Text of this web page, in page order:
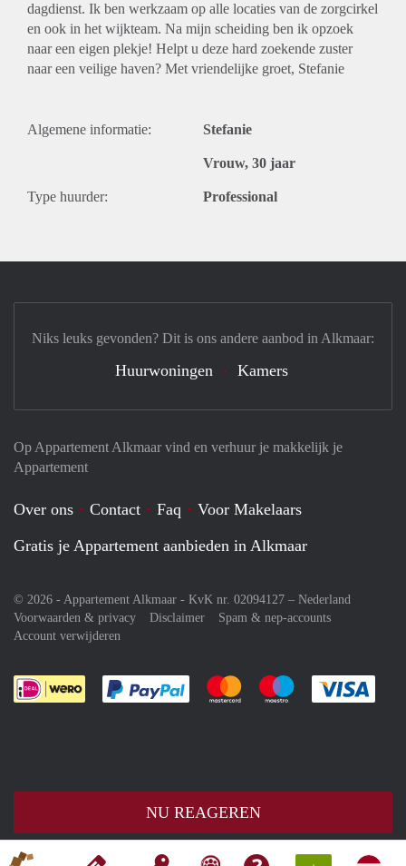
dagdienst. Ik ben werkzaam op alle locaties van de zorgcirkel
en ook in het wijkteam. Na mijn scheiding ben ik opzoek
naar een eigen plekje! Helpt u deze hard zoekende zuster
naar een veilige haven? Met vriendelijke groet, Stefanie
Algemene informatie: Stefanie
Vrouw, 30 jaar
Type huurder: Professional
NU REAGEREN
Op Appartement Alkmaar vind en verhuur je makkelijk je
Appartement
Over ons Contact Faq
Voor Makelaars
Gratis je Appartement aanbieden in Alkmaar
© 2026 - Appartement Alkmaar - KvK nr. 02094127 – Nederland
Voorwaarden & privacy
Disclaimer
Spam & nep-accounts
Account verwijderen
Je rekent gemakkelijk af met Paypal
Je rekent gemakkelijk af met
Je rekent
Niks leuks gevonden? Dit is ons andere aanbod in Alkmaar:
Huurwoningen Kamers